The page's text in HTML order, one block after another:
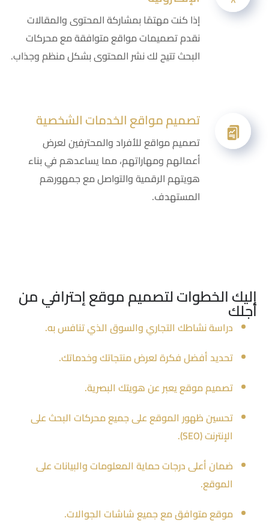
إذا كنت مهتمًا بمشاركة المحتوى والمقالات
نقدم تصميمات مواقع متوافقة مع محركات
البحث تتيح لك نشر المحتوى بشكل منظم وجذاب.
تصميم مواقع الخدمات الشخصية
تصميم مواقع للأفراد والمحترفين لعرض
أعمالهم ومهاراتهم، مما يساعدهم في بناء
هويتهم الرقمية والتواصل مع جمهورهم
المستهدف.
إليك الخطوات لتصميم موقع إحترافي من
أجلك
دراسة نشاطك التجاري والسوق الذي تنافس به.
تحديد أفضل فكرة لعرض منتجاتك وخدماتك.
تصميم موقع يعبر عن هويتك البصرية.
تحسين ظهور الموقع على جميع محركات البحث على
الإنترنت (SEO).
ضمان أعلى درجات حماية المعلومات والبيانات على
الموقع.
موقع متوافق مع جميع شاشات الجوالات.